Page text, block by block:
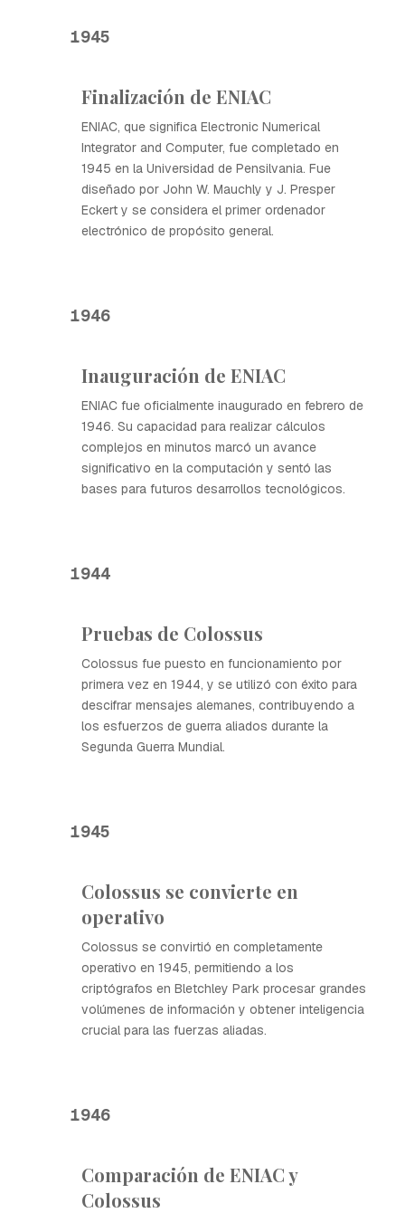
1945
Finalización de ENIAC
ENIAC, que significa Electronic Numerical
Integrator and Computer, fue completado en
1945 en la Universidad de Pensilvania. Fue
diseñado por John W. Mauchly y J. Presper
Eckert y se considera el primer ordenador
electrónico de propósito general.
1946
Inauguración de ENIAC
ENIAC fue oficialmente inaugurado en febrero de
1946. Su capacidad para realizar cálculos
complejos en minutos marcó un avance
significativo en la computación y sentó las
bases para futuros desarrollos tecnológicos.
1944
Pruebas de Colossus
Colossus fue puesto en funcionamiento por
primera vez en 1944, y se utilizó con éxito para
descifrar mensajes alemanes, contribuyendo a
los esfuerzos de guerra aliados durante la
Segunda Guerra Mundial.
1945
Colossus se convierte en
operativo
Colossus se convirtió en completamente
operativo en 1945, permitiendo a los
criptógrafos en Bletchley Park procesar grandes
volúmenes de información y obtener inteligencia
crucial para las fuerzas aliadas.
1946
Comparación de ENIAC y
Colossus